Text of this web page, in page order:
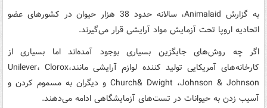
به گزارش Animalaid، سالانه حدود 38 هزار حیوان در کشورهای عضو
اتحادیه اروپا تحت آزمایش مواد آرایشی قرار می‌گیرند.
اگر چه روش‌های جایگزین بسیاری بوجود آمده‌اند اما بسیاری از
کارخانه‌های آمریکایی تولید کننده لوازم آرایشی مانندUnilever، Clorox،
Church& Dwight ،Johnson & Johnson و دیگران به مسموم کردن و
آسیب زدن به حیوانات در تست‌های آزمایشگاهی ادامه می‌دهند.